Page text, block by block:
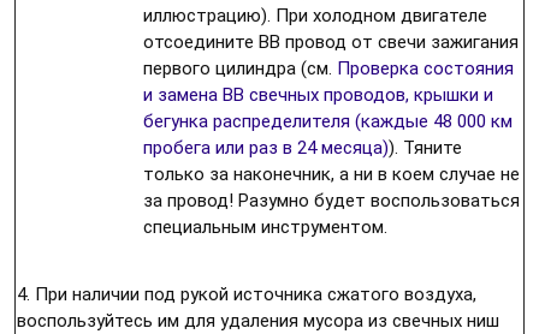
иллюстрацию). При холодном двигателе
отсоедините ВВ провод от свечи зажигания
первого цилиндра (см. Проверка состояния
и замена ВВ свечных проводов, крышки и
бегунка распределителя (каждые 48 000 км
пробега или раз в 24 месяца)). Тяните
только за наконечник, а ни в коем случае не
за провод! Разумно будет воспользоваться
специальным инструментом.
4. При наличии под рукой источника сжатого воздуха,
воспользуйтесь им для удаления мусора из свечных ниш